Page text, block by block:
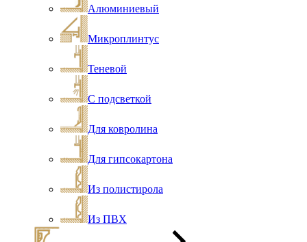
Алюминиевый
Микроплинтус
Теневой
С подсветкой
Для ковролина
Для гипсокартона
Из полистирола
Из ПВХ